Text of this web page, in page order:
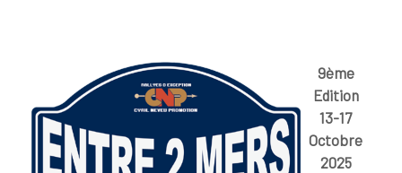
9ème
Edition
13-17
Octobre
2025